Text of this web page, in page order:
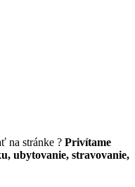
na stránke ? Privítame
ubytovanie, stravovanie,